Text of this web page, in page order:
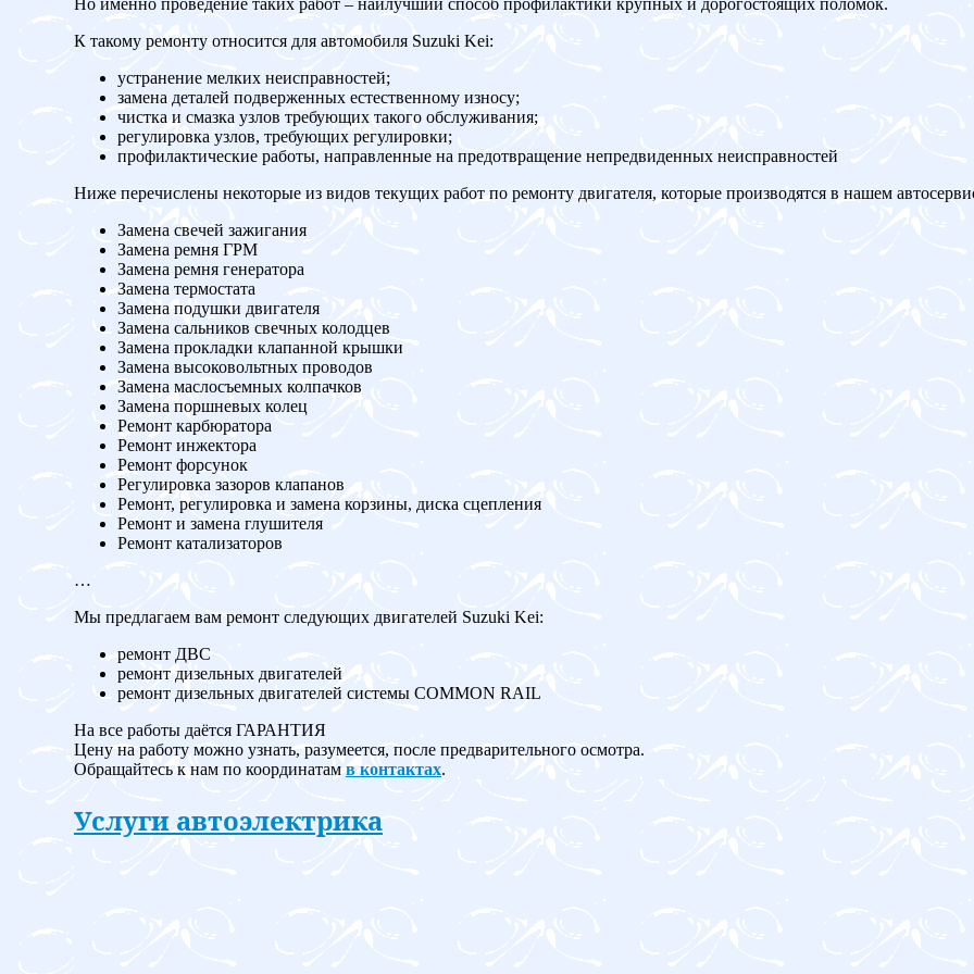
Но именно проведение таких работ – наилучший способ профилактики крупных и дорогостоящих поломок.
К такому ремонту относится для автомобиля Suzuki Kei:
устранение мелких неисправностей;
замена деталей подверженных естественному износу;
чистка и смазка узлов требующих такого обслуживания;
регулировка узлов, требующих регулировки;
профилактические работы, направленные на предотвращение непредвиденных неисправностей
Ниже перечислены некоторые из видов текущих работ по ремонту двигателя, которые производятся в нашем
Замена свечей зажигания
Замена ремня ГРМ
Замена ремня генератора
Замена термостата
Замена подушки двигателя
Замена сальников свечных колодцев
Замена прокладки клапанной крышки
Замена высоковольтных проводов
Замена маслосъемных колпачков
Замена поршневых колец
Ремонт карбюратора
Ремонт инжектора
Ремонт форсунок
Регулировка зазоров клапанов
Ремонт, регулировка и замена корзины, диска сцепления
Ремонт и замена глушителя
Ремонт катализаторов
…
Мы предлагаем вам ремонт следующих двигателей Suzuki Kei:
ремонт ДВС
ремонт дизельных двигателей
ремонт дизельных двигателей системы COMMON RAIL
На все работы даётся ГАРАНТИЯ
Цену на работу можно узнать, разумеется, после предварительного осмотра.
Обращайтесь к нам по координатам в контактах.
Услуги автоэлектрика